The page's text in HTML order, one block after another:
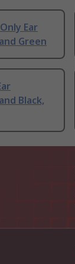
Ear
Green
Black,